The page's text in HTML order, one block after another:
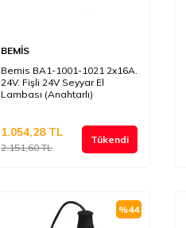
BEMİS
Bemis BA1-1001-1021 2x16A.
24V. Fişli 24V Seyyar El
Lambası (Anahtarlı)
2.151,60TL
1.054,28TL Tükendi
%44